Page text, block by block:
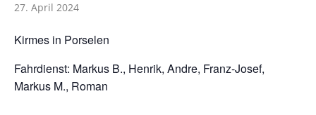
27. April 2024
Kirmes in Porselen
Fahrdienst: Markus B., Henrik, Andre, Franz-Josef,
Markus M., Roman